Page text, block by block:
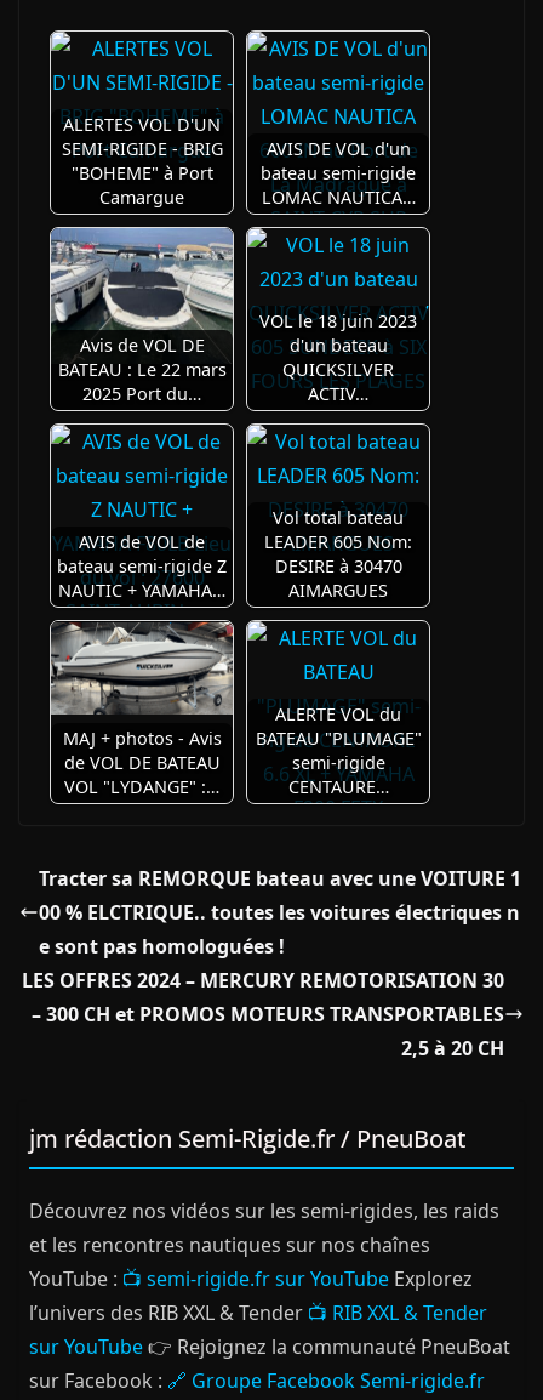
ALERTES VOL D'UN
SEMI-RIGIDE - BRIG
"BOHEME" à Port
Camargue
AVIS DE VOL d'un
bateau semi-rigide
LOMAC NAUTICA…
Avis de VOL DE
BATEAU : Le 22 mars
2025 Port du…
VOL le 18 juin 2023
d'un bateau
QUICKSILVER
ACTIV…
AVIS de VOL de
bateau semi-rigide Z
NAUTIC + YAMAHA…
Vol total bateau
LEADER 605 Nom:
DESIRE à 30470
AIMARGUES
MAJ + photos - Avis
de VOL DE BATEAU
VOL "LYDANGE" :…
ALERTE VOL du
BATEAU "PLUMAGE"
semi-rigide
CENTAURE…
Tracter sa REMORQUE bateau avec une VOITURE 1
00 % ELCTRIQUE.. toutes les voitures électriques n
e sont pas homologuées !
LES OFFRES 2024 – MERCURY REMOTORISATION 30
– 300 CH et PROMOS MOTEURS TRANSPORTABLES
2,5 à 20 CH
jm rédaction Semi-Rigide.fr / PneuBoat
Découvrez nos vidéos sur les semi-rigides, les raids
et les rencontres nautiques sur nos chaînes
YouTube : 📺 semi-rigide.fr sur YouTube Explorez
l’univers des RIB XXL & Tender 📺 RIB XXL & Tender
sur YouTube👉 Rejoignez la communauté PneuBoat
sur Facebook : 🔗 Groupe Facebook Semi-rigide.fr